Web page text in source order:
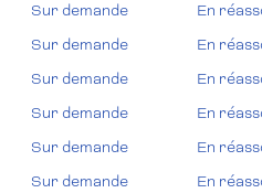
Sur demande
En
Sur demande
En
Sur demande
En
Sur demande
En
Sur demande
En
Sur demande
En